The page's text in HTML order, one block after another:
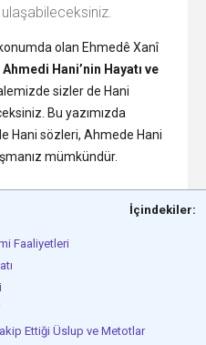
olan Ehmedê Xanî
Ahmedi Hani’nin Hayatı ve
sizler de Hani
Bu yazımızda
Hani sözleri, Ahmede Hani
mümkündür.
İçindekiler:
Faaliyetleri
Ettiği Üslup ve Metotlar